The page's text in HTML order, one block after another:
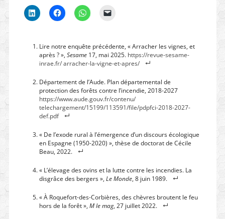
Lire notre enquête précédente, « Arracher les vignes, et
après ? », Sesame17, mai 2025. https://revue-sesame-
inrae.fr/ arracher-la-vigne-et-apres/
Département de l’Aude. Plan départemental de
protection des forêts contre l’incendie, 2018-2027
https://www.aude.gouv.fr/contenu/
telechargement/15199/113591/file/pdpfci-2018-2027-
def.pdf
« De l’exode rural à l’émergence d’un discours écologique
en Espagne (1950-2020) », thèse de doctorat de Cécile
Beau, 2022.
« L’élevage des ovins et la lutte contre les incendies. La
disgrâce des bergers », Le Monde, 8 juin 1989.
« À Roquefort-des-Corbières, des chèvres broutent le feu
hors de la forêt », M le mag, 27 juillet 2022.